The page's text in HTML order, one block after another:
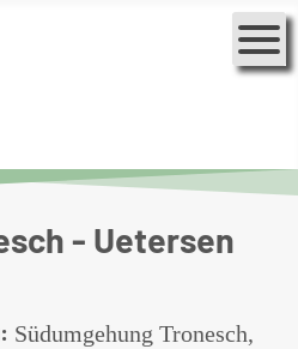
- Uetersen
Südumgehung Tronesch,